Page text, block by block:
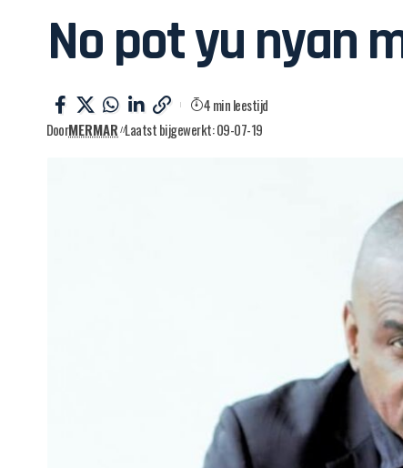
No pot yu nyan
DoorMERMAR Laatst bijgewerkt: 09-07-19
4 min leestijd